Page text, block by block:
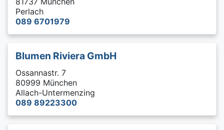
Perlach
089 6701979
Blumen Riviera GmbH
Ossannastr. 7
80999 München
Allach-Untermenzing
089 89223300